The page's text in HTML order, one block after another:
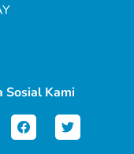
Sosial Kami